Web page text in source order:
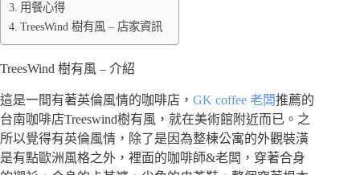
用餐心得
TreesWind 樹有風 – 店家資訊
TreesWind 樹有風 – 介紹
這是一間有著英倫風情的咖啡店， GK coffee 老闆推薦的
台南咖啡店Treeswind樹有風，就在美術館附近而已。之
所以覺得有英倫風情，除了是因為整棟公寓的外觀裝潢
是有點歐洲風格之外，裡面的咖啡師&老闆，穿著合身